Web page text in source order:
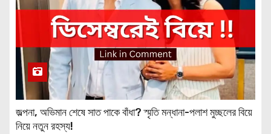
জল্পনা, অভিমান শেষে সাত পাকে বাঁধা? স্মৃতি মন্ধানা-পলাশ মুচ্ছলের বিয়ে
নিয়ে নতুন রহস্য!